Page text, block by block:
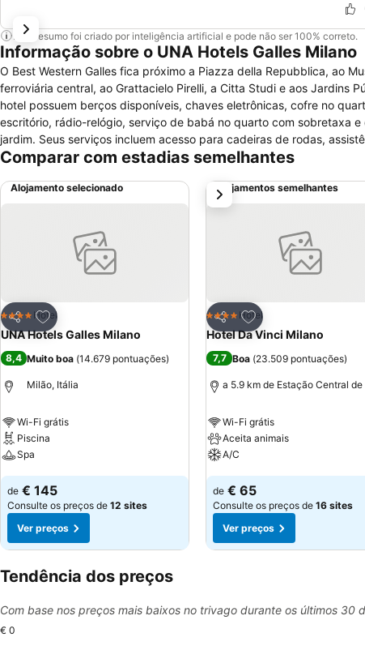
Este resumo foi criado por inteligência artificial e pode não ser 100% correto.
Informação sobre o UNA Hotels Galles Milano
O Best Western Galles fica próximo a Piazza della Repubblica, ao
ferroviária central, ao Grattacielo Pirelli, a Citta Studi e aos Jardins
hotel possuem berços disponíveis, chaves eletrônicas, cofre no
escritório, rádio-relógio, serviço de babá no quarto com sobretaxa e é permitido fumar nos quartos.
jardim. Seus serviços incluem acesso para cadeiras de rodas,
sauna a vapor, sauna seca e serviço de quarto (horários limitados).
Comparar com estadias semelhantes
Alojamento selecionado
Partilhar
Adicionar aos favoritos
4 EstrelasHotel
UNA Hotels Galles Milano
8,4 Muito boa (14.679 pontuações)
Milão, Itália
Wi-Fi grátis
Piscina
Spa
Ver preços
de € 145
Consulte os preços de 12 sites
Ver preços
Alojamentos semelhantes
Partilhar
Adicionar aos
4 EstrelasHotel
Hotel Da Vinci Milano
7,7 Boa (23.509 pontuações)
a 5.9 km de Estação Central
Wi-Fi grátis
Aceita animais
A/C
Ver preços
de € 65
Consulte os preços de 16 sites
Ver preços
próximo
Tendência dos preços
Com base nos preços mais baixos no trivago durante os últimos 30
€ 0